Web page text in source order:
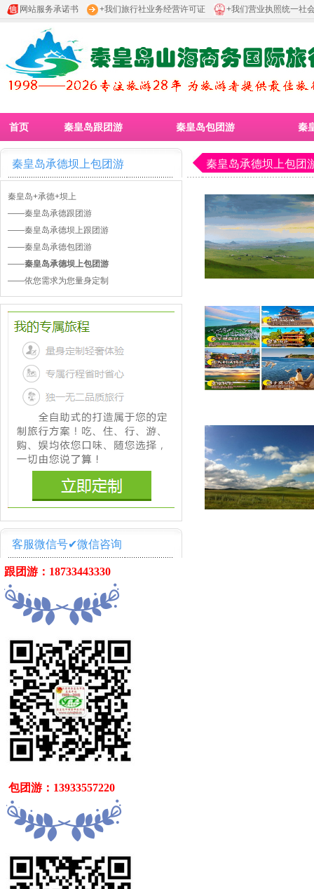
网站服务承诺书 +我们旅行社业务经营许可证 +我们营业执照统一社
首页 秦皇岛跟团游 秦皇岛包团游 秦
秦皇岛承德坝上包团游
秦皇岛+承德+坝上
——秦皇岛承德跟团游
——秦皇岛承德坝上跟团游
——秦皇岛承德包团游
——秦皇岛承德坝上包团游
——依您需求为您量身定制
客服微信号✔微信咨询
跟团游：18733443330
包团游：13933557220
秦皇岛承德坝上包团